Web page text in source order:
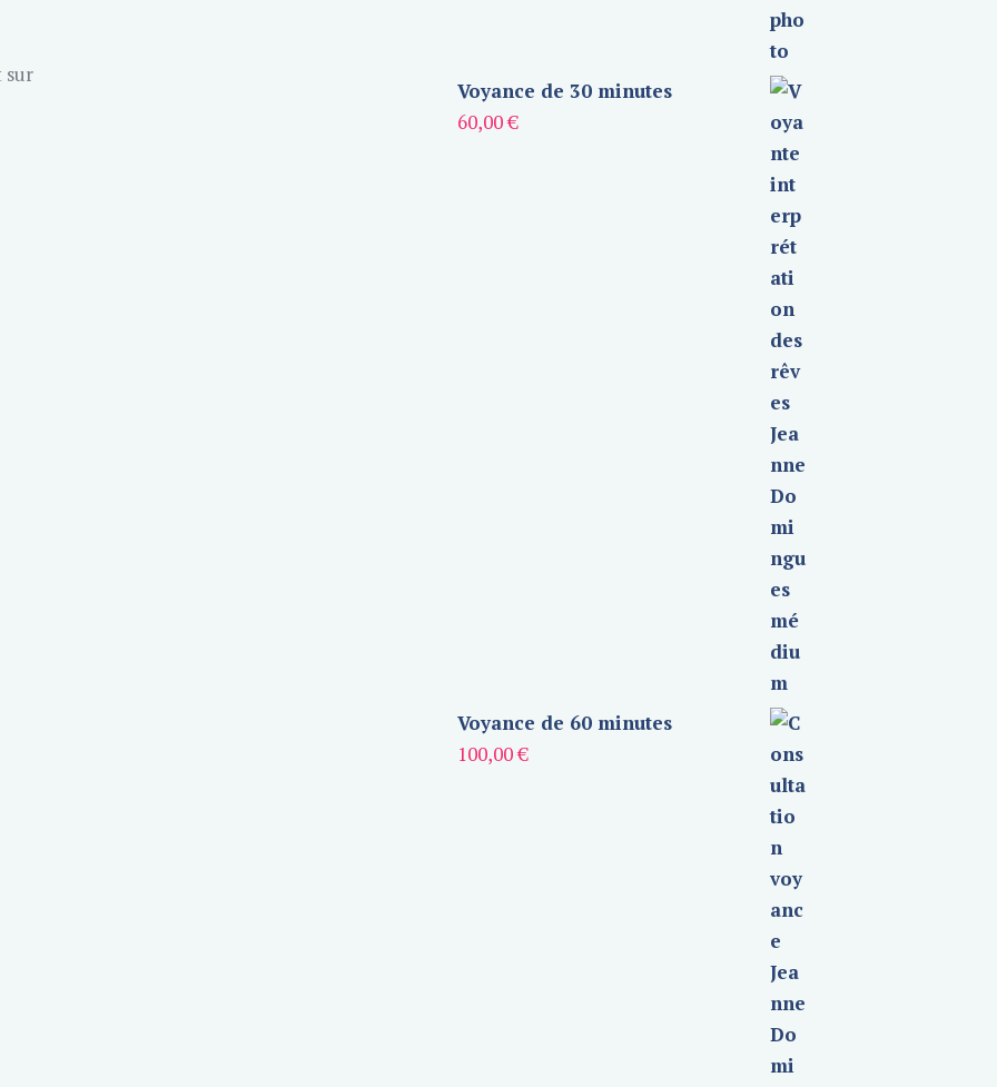
sur
Voyance de 30 minutes
60,00€
Voyance de 60 minutes
100,00€